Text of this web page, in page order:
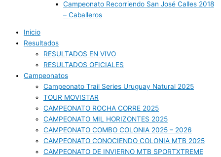
Campeonato Recorriendo San José Calles 2018
– Caballeros
Inicio
Resultados
RESULTADOS EN VIVO
RESULTADOS OFICIALES
Campeonatos
Campeonato Trail Series Uruguay Natural 2025
TOUR MOVISTAR
CAMPEONATO ROCHA CORRE 2025
CAMPEONATO MIL HORIZONTES 2025
CAMPEONATO COMBO COLONIA 2025 – 2026
CAMPEONATO CONOCIENDO COLONIA MTB 2025
CAMPEONATO DE INVIERNO MTB SPORTXTREME